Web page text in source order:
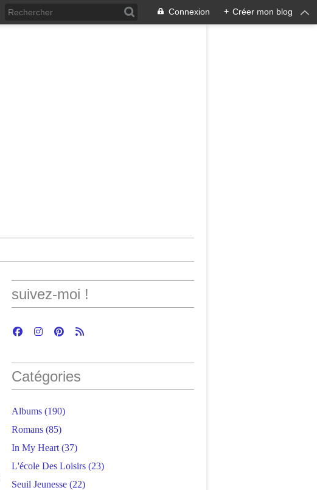
Connexion + Créer mon blog
suivez-moi !
Catégories
Albums (190)
Romans (85)
In My Heart (37)
L'école Des Loisirs (23)
Seuil Jeunesse (22)